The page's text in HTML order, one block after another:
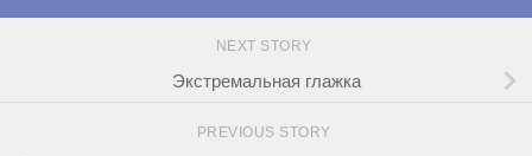
NEXT STORY
Экстремальная глажка
PREVIOUS STORY